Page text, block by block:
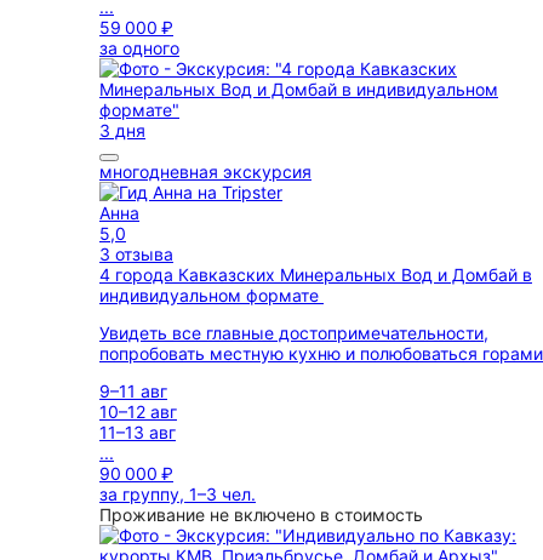
...
59 000 ₽
за одного
3 дня
многодневная экскурсия
Анна
5,0
3 отзыва
4 города Кавказских Минеральных Вод и Домбай в
индивидуальном формате
Увидеть все главные достопримечательности,
попробовать местную кухню и полюбоваться горами
9–11 авг
10–12 авг
11–13 авг
...
90 000 ₽
за группу, 1–3 чел.
Проживание не включено в стоимость